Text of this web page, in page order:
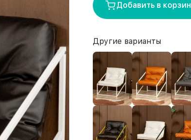
Добавить в
Другие варианты